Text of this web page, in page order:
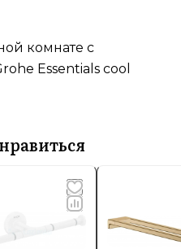
комнате с
Essentials cool